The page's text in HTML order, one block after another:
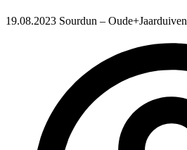
19.08.2023 Sourdun – Oude+Jaarduiven